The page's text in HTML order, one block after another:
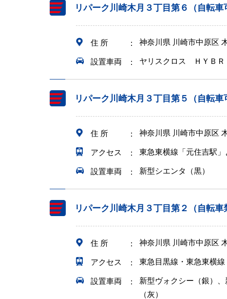
リパーク川崎木月３丁目第６（自転車
住 所 神奈川県 川崎市中原区
設置車両 ヤリスクロス ＨＹＢＲ
リパーク川崎木月３丁目第５（自転車
住 所 神奈川県 川崎市中原区
アクセス 東急東横線「元住吉駅
設置車両 新型シエンタ（黒）
リパーク川崎木月３丁目第２（自転車
住 所 神奈川県 川崎市中原区
アクセス 東急目黒線・東急東横
設置車両
新型ヴォクシー（銀）
（灰）